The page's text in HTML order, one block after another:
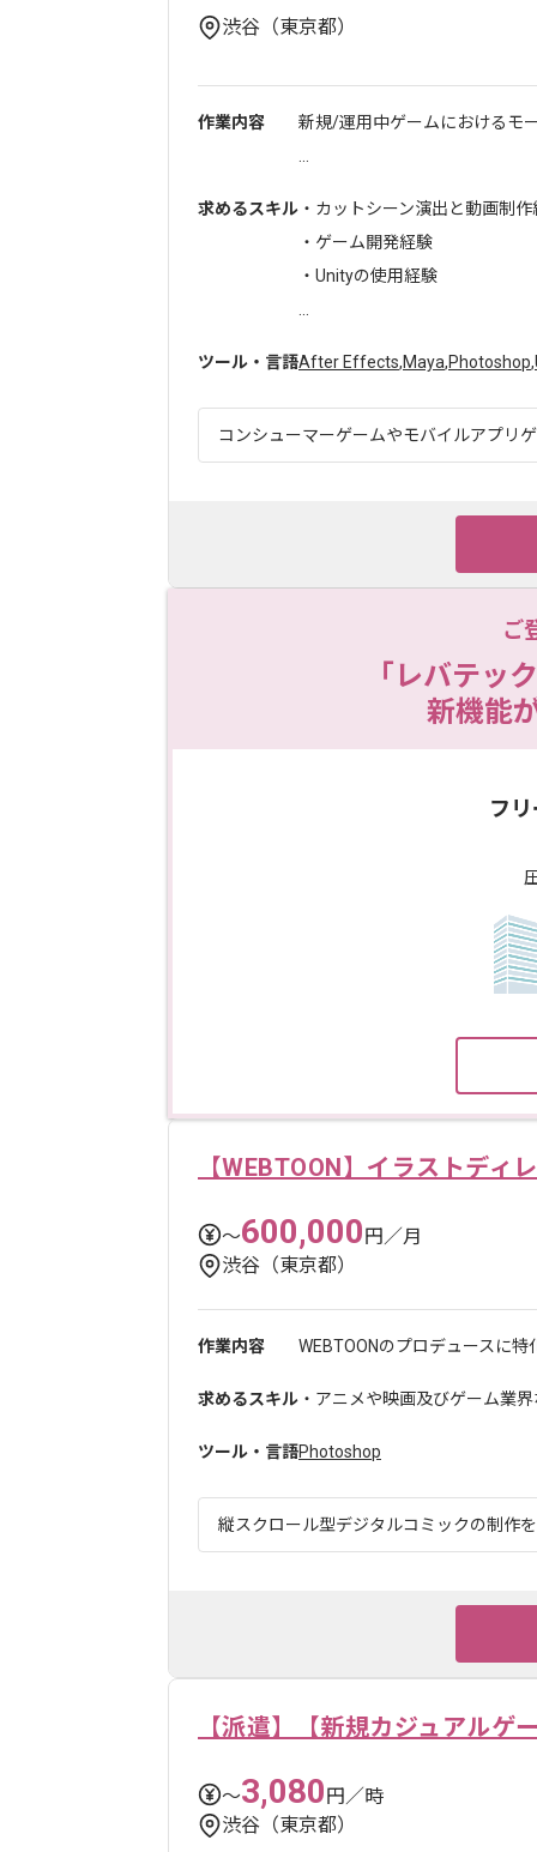
渋谷（東京都）
作業内容
新規/運用中ゲームにおけるモ
求めるスキル ・カットシーン演出と動画制作
・ゲーム開発経験
・Unityの使用経験
ツール・言語After Effects,Maya,Photoshop,
コンシューマーゲームやモバイルアプリ
ご
「レバテッ
新機能
フ
【WEBTOON】イラストディ
〜600,000円／月
渋谷（東京都）
作業内容 WEBTOONのプロデュースに
求めるスキル ・アニメや映画及びゲーム業
ツール・言語Photoshop
縦スクロール型デジタルコミックの制作
【派遣】【新規カジュアルゲ
〜3,080円／時
渋谷（東京都）